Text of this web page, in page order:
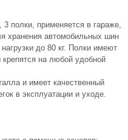
полки, применяется в гараже,
хранения автомобильных шин
до 80 кг. Полки имеют
крепятся на любой удобной
и имеет качественный
в эксплуатации и уходе.